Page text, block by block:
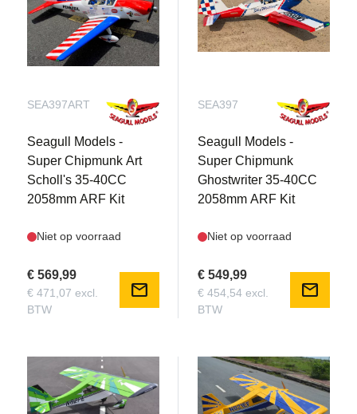
SEA397ART
Seagull Models -
Super Chipmunk Art
Scholl's 35-40CC
2058mm ARF Kit
Niet op voorraad
€ 569,99
€ 471,07 excl.
BTW
mail
SEA397
Seagull Models -
Super Chipmunk
Ghostwriter 35-40CC
2058mm ARF Kit
Niet op voorraad
€ 549,99
€ 454,54 excl.
BTW
mail